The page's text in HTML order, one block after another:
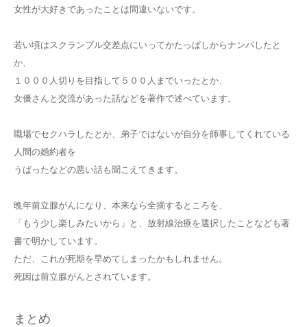
女性が大好きであったことは間違いないです。
若い頃はスクランブル交差点にいってかたっぱしからナンパしたと
か、
１０００人切りを目指して５００人までいったとか、
女優さんと交流があった話などを著作で述べています。
職場でセクハラしたとか、弟子ではないが自分を師事してくれている
人間の婚約者を
うばったなどの悪い話も聞こえてきます。
晩年前立腺がんになり、本来なら全摘するところを、
「もう少し楽しみたいから」と、放射線治療を選択したことなども著
書で明かしています。
ただ、これが死期を早めてしまったかもしれません。
死因は前立腺がんとされています。
まとめ